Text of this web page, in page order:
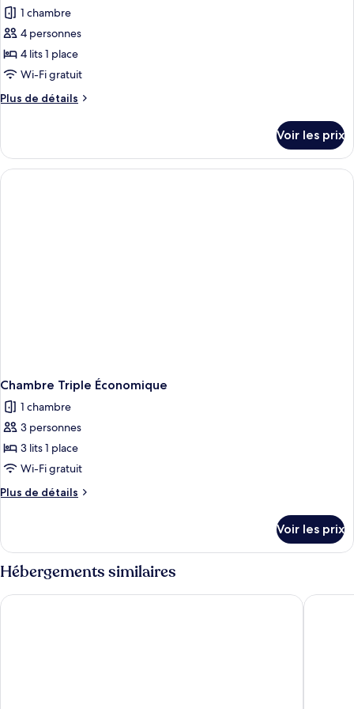
1 chambre
4 personnes
4 lits 1 place
Wi-Fi gratuit
Plus de détails
Plus
le
type
de
Voir les prix
Chambre Triple Économique
1 chambre
3 personnes
3 lits 1 place
Wi-Fi gratuit
Plus de détails
Plus
le
type
de
chambre
Chambre
Voir les prix
Hébergements similaires
Pietarsaaren Kaupunginhotelli Jugend